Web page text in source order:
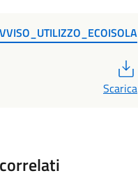
Scarica